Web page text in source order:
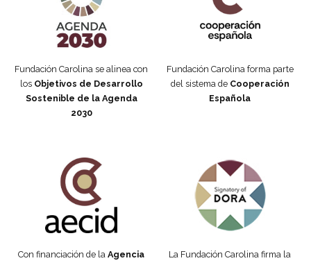
Fundación Carolina se alinea con
los Objetivos de Desarrollo
Sostenible de la Agenda
2030
Fundación Carolina forma parte
del sistema de Cooperación
Española
Con financiación de la Agencia
La Fundación Carolina firma la